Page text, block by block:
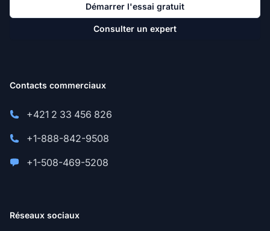
Démarrer l'essai gratuit
Consulter un expert
Contacts commerciaux
+421 2 33 456 826
+1-888-842-9508
+1-508-469-5208
Réseaux sociaux